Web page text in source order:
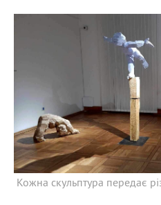
Кожна скульптура передає